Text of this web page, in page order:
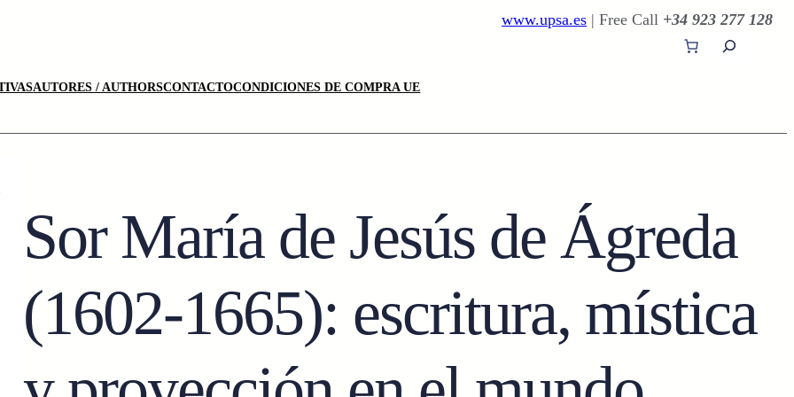
www.upsa.es | Free Call +34 923 277 128
AUTORES / AUTHORSCONTACTOCONDICIONES DE COMPRA UE
Sor María de Jesús de Ágreda
(1602-1665): escritura, mística